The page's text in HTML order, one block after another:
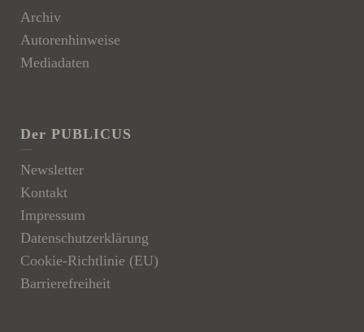
Archiv
Autorenhinweise
Mediadaten
Der PUBLICUS
Newsletter
Kontakt
Impressum
Datenschutzerklärung
Cookie-Richtlinie (EU)
Barrierefreiheit